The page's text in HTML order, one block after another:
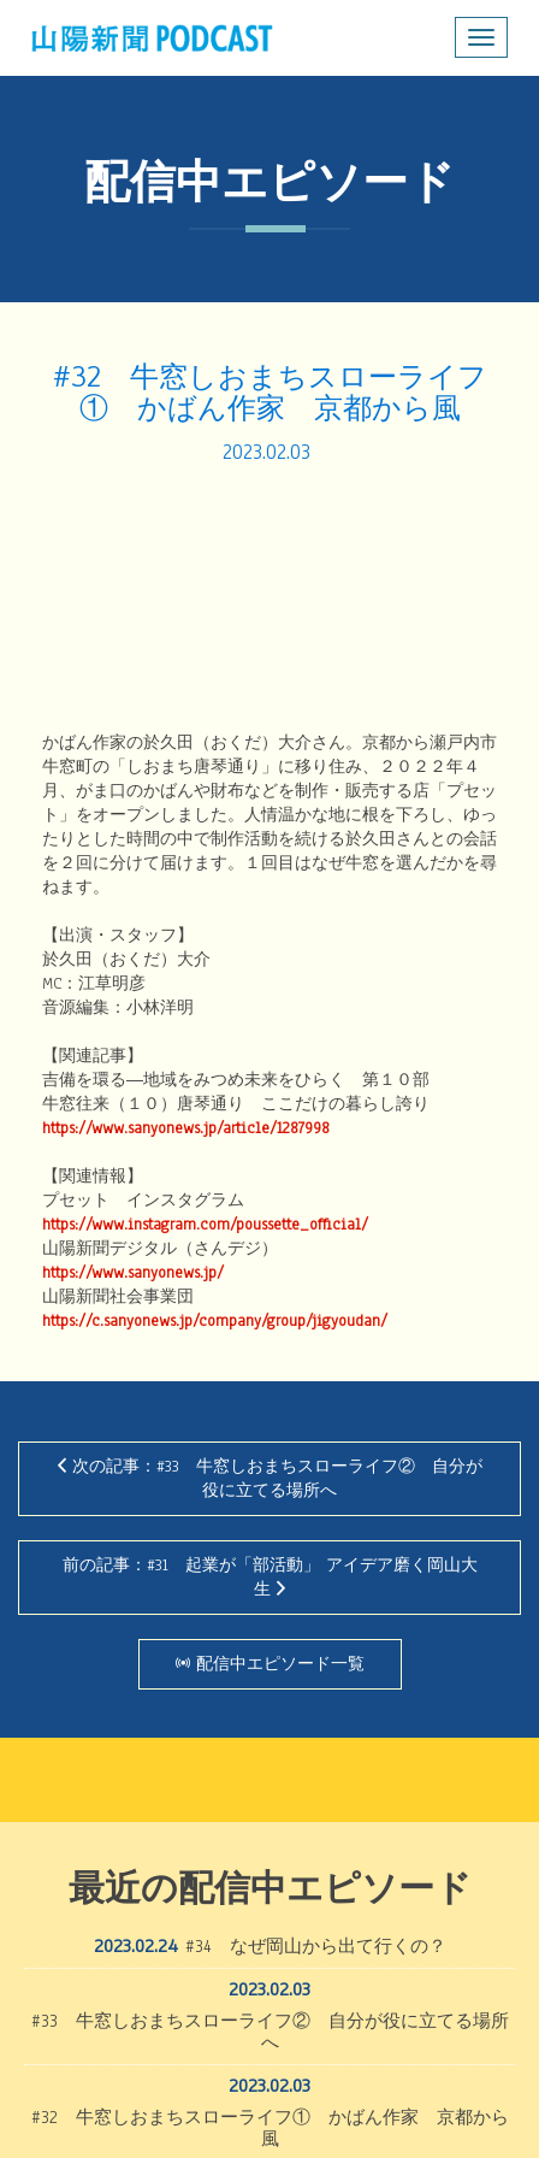
Toggle
配信中エピソード
#32 牛窓しおまちスローライフ
① かばん作家 京都から風
2023.02.03
かばん作家の於久田（おくだ）大介さん。京都から瀬戸内市
牛窓町の「しおまち唐琴通り」に移り住み、２０２２年４
月、がま口のかばんや財布などを制作・販売する店「プセッ
ト」をオープンしました。人情温かな地に根を下ろし、ゆっ
たりとした時間の中で制作活動を続ける於久田さんとの会話
を２回に分けて届けます。１回目はなぜ牛窓を選んだかを尋
ねます。
【出演・スタッフ】
於久田（おくだ）大介
MC：江草明彦
音源編集：小林洋明
【関連記事】
吉備を環る―地域をみつめ未来をひらく 第１０部
牛窓往来（１０）唐琴通り ここだけの暮らし誇り
https://www.sanyonews.jp/article/1287998
【関連情報】
プセット インスタグラム
https://www.instagram.com/poussette_official/
山陽新聞デジタル（さんデジ）
https://www.sanyonews.jp/
山陽新聞社会事業団
https://c.sanyonews.jp/company/group/jigyoudan/
次の記事：#33 牛窓しおまちスローライフ② 自分が
役に立てる場所へ
前の記事：#31 起業が「部活動」 アイデア磨く岡山大
生
配信中エピソード一覧
最近の配信中エピソード
2023.02.24 #34 なぜ岡山から出て行くの？
2023.02.03
#33 牛窓しおまちスローライフ② 自分が役に立てる場所
へ
2023.02.03
#32 牛窓しおまちスローライフ① かばん作家 京都から
風